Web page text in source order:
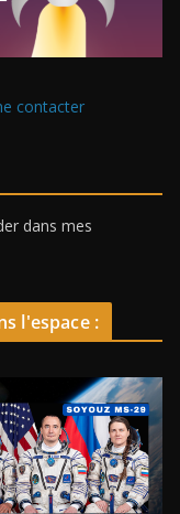
contacter
dans mes
l'espace :